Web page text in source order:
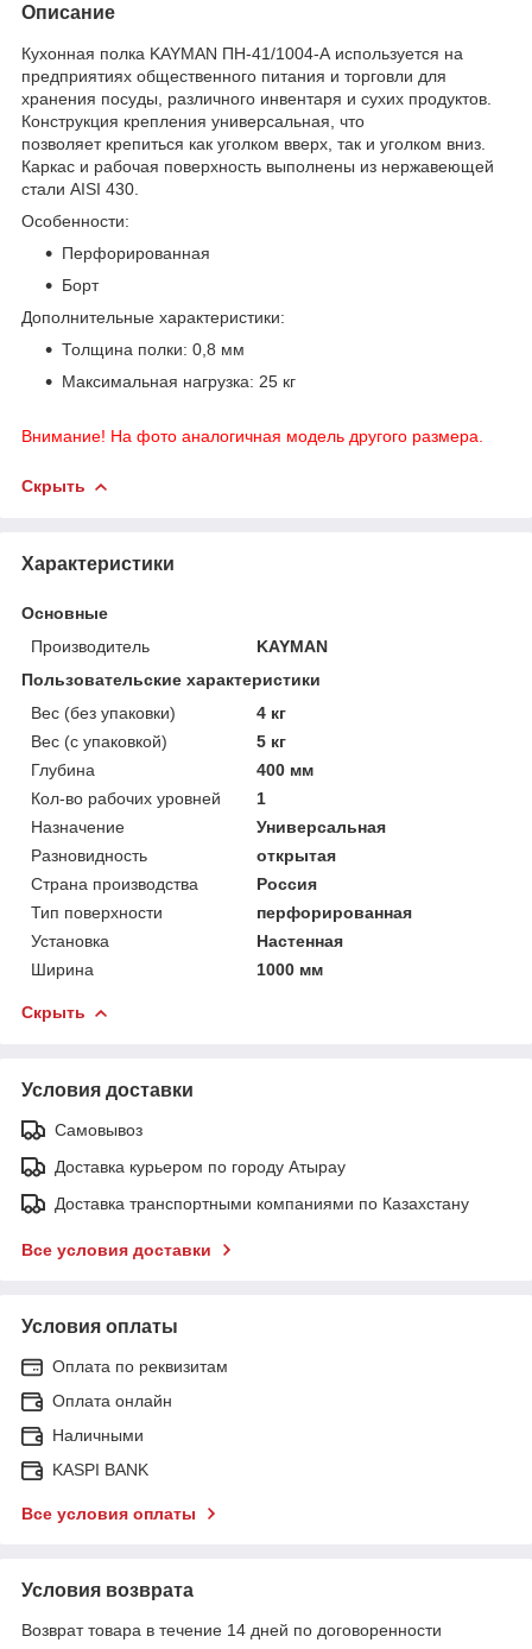
Описание
Кухонная полка KAYMAN ПН-41/1004-А используется на
предприятиях общественного питания и торговли для
хранения посуды, различного инвентаря и сухих продуктов.
Конструкция крепления универсальная, что
позволяет крепиться как уголком вверх, так и уголком вниз.
Каркас и рабочая поверхность выполнены из нержавеющей
стали AISI 430.
Особенности:
Перфорированная
Борт
Дополнительные характеристики:
Толщина полки: 0,8 мм
Максимальная нагрузка: 25 кг
Внимание! На фото аналогичная модель другого размера.
Скрыть
Характеристики
Основные
Производитель
KAYMAN
Пользовательские характеристики
Вес (без упаковки)
4 кг
Вес (с упаковкой)
5 кг
Глубина
400 мм
Кол-во рабочих уровней
1
Назначение
Универсальная
Разновидность
открытая
Страна производства
Россия
Тип поверхности
перфорированная
Установка
Настенная
Ширина
1000 мм
Скрыть
Условия доставки
Самовывоз
Доставка курьером по городу Атырау
Доставка транспортными компаниями по Казахстану
Все условия доставки
Условия оплаты
Оплата по реквизитам
Оплата онлайн
Наличными
KASPI BANK
Все условия оплаты
Условия возврата
Возврат товара в течение 14 дней по договоренности